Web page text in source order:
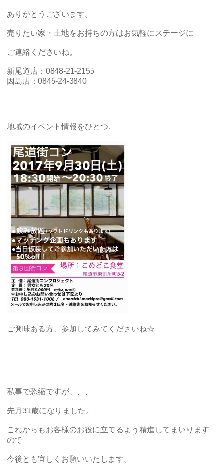
ありがとうございます。
売りたい家・土地をお持ちの方はお気軽にステージに
ご連絡くださいね。
新尾道店：0848-21-2155
因島店：0845-24-3840
地域のイベント情報をひとつ。
ご興味ある方、参加してみてくださいね☆
私事で恐縮ですが、、、
先月31歳になりました。
これからもお客様のお役に立てるよう精進してまいります
ので
今後とも宜しくお願いいたします。